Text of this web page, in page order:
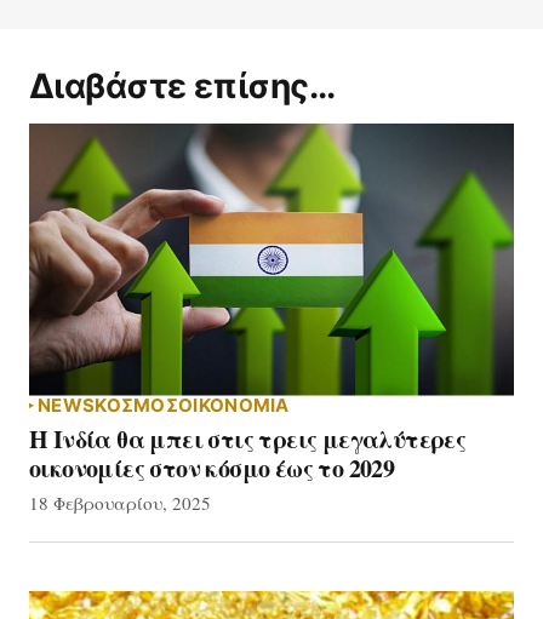
Διαβάστε επίσης...
NEWSΚΟΣΜΟΣΟΙΚΟΝΟΜΙΑ
Η Ινδία θα μπει στις τρεις μεγαλύτερες
οικονομίες στον κόσμο έως το 2029
18 Φεβρουαρίου, 2025